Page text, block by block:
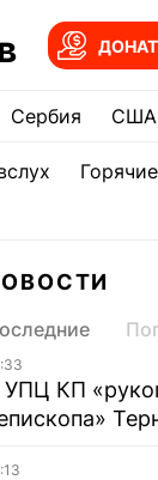
Сербия США
УПЦ КП